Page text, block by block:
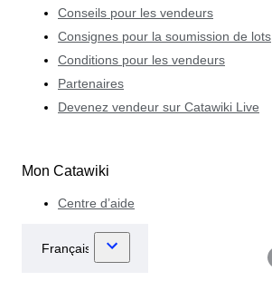
Conseils pour les vendeurs
Consignes pour la soumission de lots
Conditions pour les vendeurs
Partenaires
Devenez vendeur sur Catawiki Live
Mon Catawiki
Centre d’aide